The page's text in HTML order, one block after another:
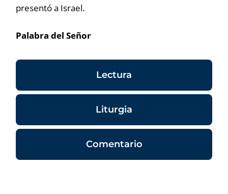
presentó a Israel.
Palabra del Señor
Lectura
Liturgia
Comentario